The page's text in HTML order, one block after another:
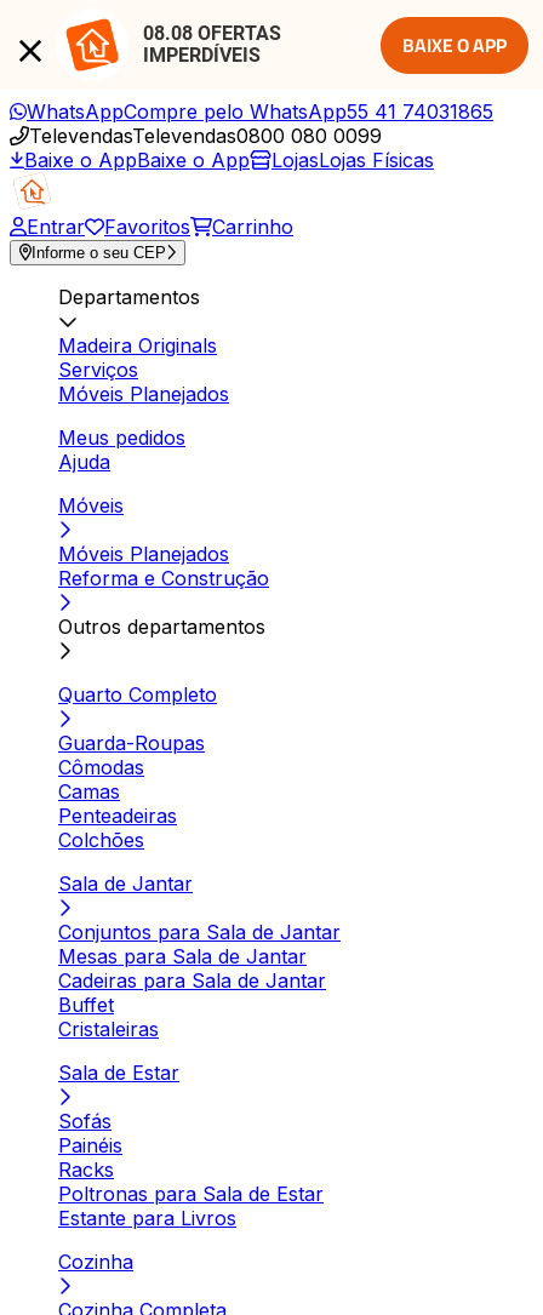
08.08 OFERTAS
IMPERDÍVEIS
BAIXE O APP
WhatsAppCompre pelo WhatsApp55 41 74031865
TelevendasTelevendas0800 080 0099
Baixe o AppBaixe o App LojasLojas Físicas
Entrar Favoritos Carrinho
Informe o seu CEP
Departamentos
Madeira Originals
Serviços
Móveis Planejados
Meus pedidos
Ajuda
Móveis
Móveis Planejados
Reforma e Construção
Outros departamentos
Quarto Completo
Guarda-Roupas
Cômodas
Camas
Penteadeiras
Colchões
Sala de Jantar
Conjuntos para Sala de Jantar
Mesas para Sala de Jantar
Cadeiras para Sala de Jantar
Buffet
Cristaleiras
Sala de Estar
Sofás
Painéis
Racks
Poltronas para Sala de Estar
Estante para Livros
Cozinha
Cozinha Completa